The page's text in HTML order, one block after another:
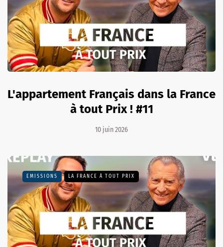
L'appartement Français dans la France
à tout Prix ! #11
10 juin 2026
EMISSIONS LA FRANCE À TOUT PRIX